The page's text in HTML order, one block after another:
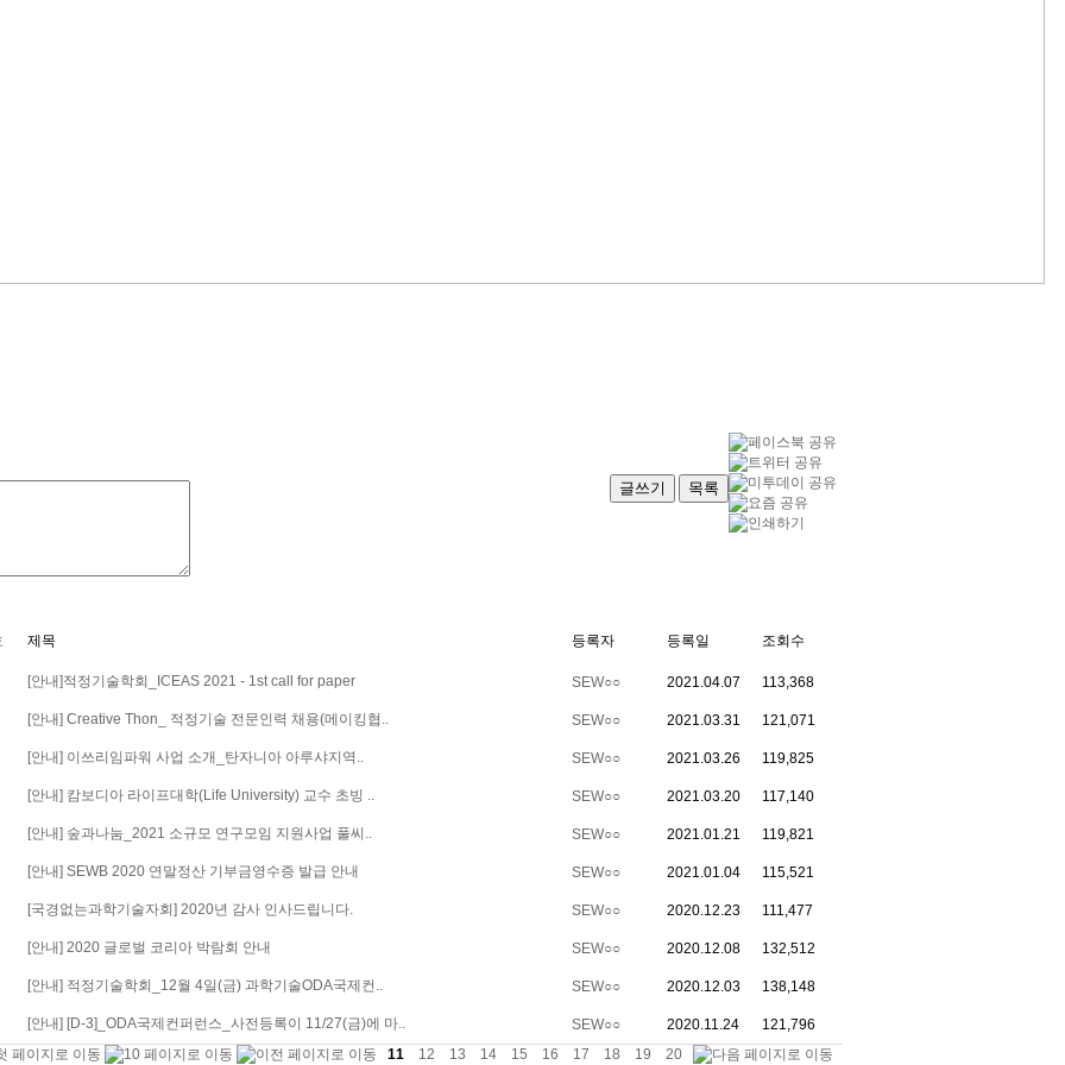
글쓰기 목록
제목 등록자 등록일 조회수
[안내]적정기술학회_ICEAS 2021 - 1st call for paper SEW○○ 2021.04.07 113,368
[안내] Creative Thon_ 적정기술 전문인력 채용(메이킹협.. SEW○○ 2021.03.31 121,071
[안내] 이쓰리임파워 사업 소개_탄자니아 아루샤지역.. SEW○○ 2021.03.26 119,825
[안내] 캄보디아 라이프대학(Life University) 교수 초빙 .. SEW○○ 2021.03.20 117,140
[안내] 숲과나눔_2021 소규모 연구모임 지원사업 풀씨.. SEW○○ 2021.01.21 119,821
[안내] SEWB 2020 연말정산 기부금영수증 발급 안내 SEW○○ 2021.01.04 115,521
[국경없는과학기술자회] 2020년 감사 인사드립니다. SEW○○ 2020.12.23 111,477
[안내] 2020 글로벌 코리아 박람회 안내 SEW○○ 2020.12.08 132,512
[안내] 적정기술학회_12월 4일(금) 과학기술ODA국제컨.. SEW○○ 2020.12.03 138,148
[안내] [D-3]_ODA국제컨퍼런스_사전등록이 11/27(금)에 마.. SEW○○ 2020.11.24
121,796
11
12 13 14 15 16 17 18 19 20